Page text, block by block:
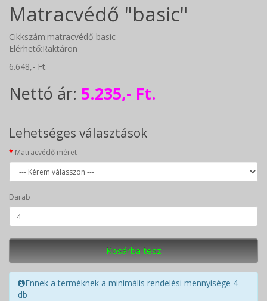
Matracvédő "basic"
Cikkszám:matracvédő-basic
Elérhető:Raktáron
6.648,- Ft.
Nettó ár: 5.235,- Ft.
Lehetséges választások
Matracvédő méret
Darab
Kosárba tesz
Ennek a terméknek a minimális rendelési mennyisége 4
db